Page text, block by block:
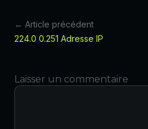
← Article précédent
224.0 0.251 Adresse IP
Laisser un commentaire
Commentaire